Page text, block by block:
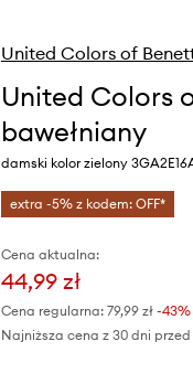
United Colors of
United Colors
bawełniany
damski kolor zielony
extra -5% z kodem: OFF*
Cena aktualna:
44,99 zł
Cena regularna: 79,99 zł-43%
Najniższa cena z 30 dni